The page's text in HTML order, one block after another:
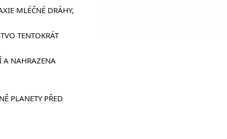
MLÉČNÉ DRÁHY,
TENTOKRÁT
A NAHRAZENA
PLANETY PŘED